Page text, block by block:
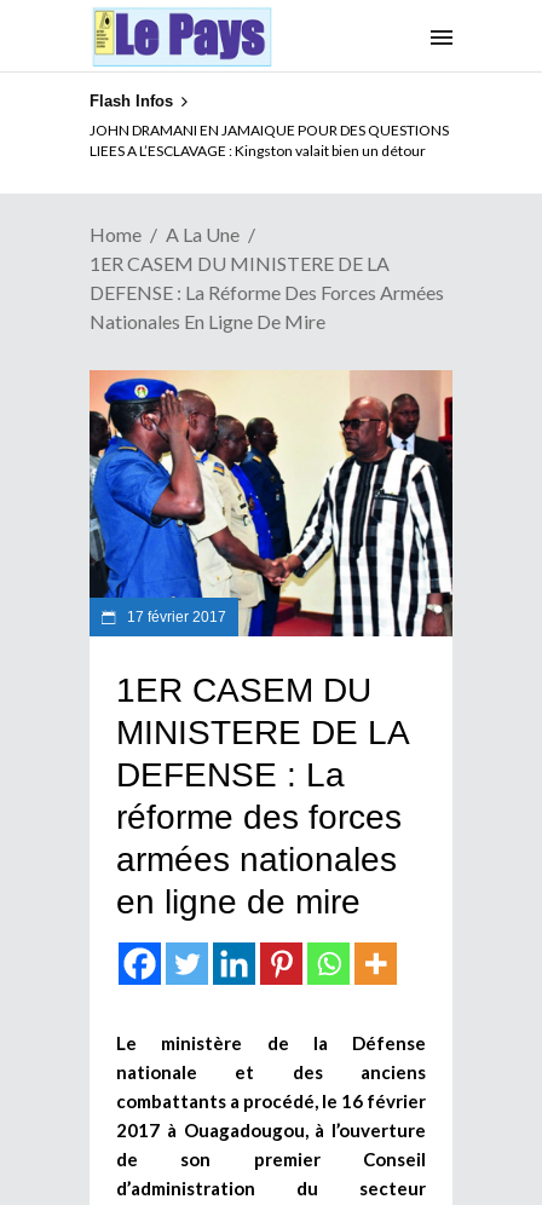
Flash Infos
JOHN DRAMANI EN JAMAIQUE POUR DES QUESTIONS
LIEES A L’ESCLAVAGE : Kingston valait bien un détour
ELECTION DE TALON A LA TETE DU SENAT BENINOIS :
Quand Patrice quitte le pouvoir sans partir !
Home
A La Une
1ER CASEM DU MINISTERE DE LA
DEFENSE : La Réforme Des Forces Armées
Nationales En Ligne De Mire
17 février 2017
1ER CASEM DU
MINISTERE DE LA
DEFENSE : La
réforme des forces
armées nationales
en ligne de mire
Le ministère de la Défense
nationale et des anciens
combattants a procédé, le 16 février
2017 à Ouagadougou, à l’ouverture
de son premier Conseil
d’administration du secteur